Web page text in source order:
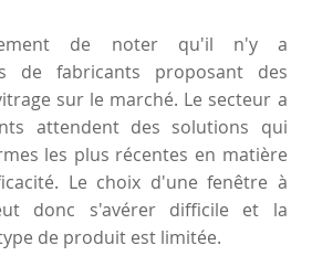
de noter qu'il n'y a
de fabricants proposant des
sur le marché. Le secteur a
attendent des solutions qui
les plus récentes en matière
Le choix d'une fenêtre à
donc s'avérer difficile et la
de produit est limitée.